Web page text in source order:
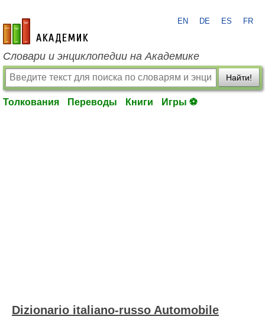
academic.ru
EN DE ES FR
Словари и энциклопедии на Академике
Найти!
Толкования Переводы Книги Игры ⚽
Dizionario italiano-russo Automobile